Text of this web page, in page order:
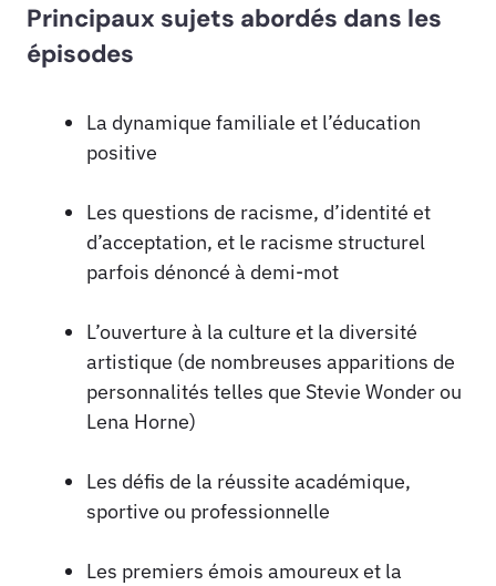
Principaux sujets abordés dans les
épisodes
La dynamique familiale et l’éducation
positive
Les questions de racisme, d’identité et
d’acceptation, et le racisme structurel
parfois dénoncé à demi-mot
L’ouverture à la culture et la diversité
artistique (de nombreuses apparitions de
personnalités telles que Stevie Wonder ou
Lena Horne)
Les défis de la réussite académique,
sportive ou professionnelle
Les premiers émois amoureux et la